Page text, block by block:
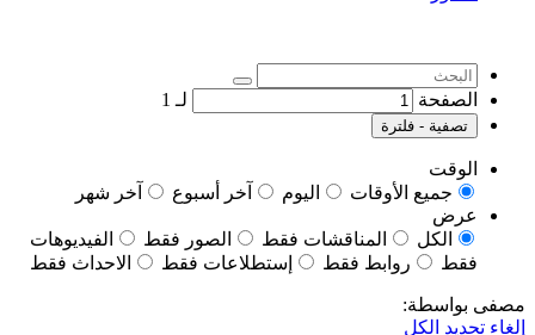
الصفحة لـ 1
تصفية - فلترة
الوقت
جميع الأوقات
اليوم آخر أسبوع
آخر شهر
عرض
الكل
المناقشات فقط الصور فقط
الفيديوهات
فقط
روابط فقط إستطلاعات فقط الاحداث فقط
مصفى بواسطة:
إلغاء تحديد الكل